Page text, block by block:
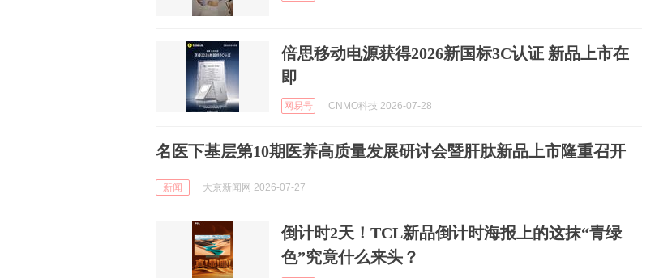
倍思移动电源获得2026新国标3C认证 新品上市在
即
网易号 CNMO科技 2026-07-28
名医下基层第10期医养高质量发展研讨会暨肝肽新品上市隆重召开
新闻 大京新闻网 2026-07-27
倒计时2天！TCL新品倒计时海报上的这抹“青绿
色”究竟什么来头？